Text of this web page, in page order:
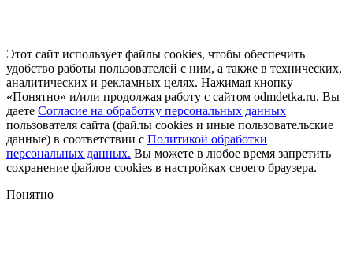
Этот сайт использует файлы cookies, чтобы обеспечить
удобство работы пользователей с ним, а также в технических,
аналитических и рекламных целях. Нажимая кнопку
«Понятно» и/или продолжая работу с сайтом odmdetka.ru, Вы
даете Согласие на обработку персональных данных
пользователя сайта (файлы cookies и иные пользовательские
данные) в соответствии с Политикой обработки
персональных данных. Вы можете в любое время запретить
сохранение файлов cookies в настройках своего браузера.
Понятно